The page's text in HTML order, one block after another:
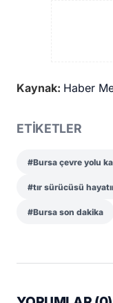
Kaynak: Haber
ETİKETLER
#Bursa çevre yolu
#tır sürücüsü
#Bursa son dakika